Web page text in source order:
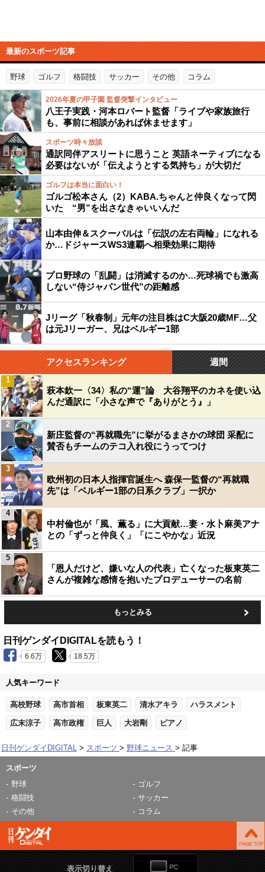
最新のスポーツ記事
野球 ゴルフ 格闘技 サッカー その他 コラム
2026年夏の甲子園 監督突撃インタビュー
八王子実践・河本ロバート監督「ライブや家族旅行
も、事前に相談があれば休ませます」
スポーツ時々放談
通訳同伴アスリートに思うこと 英語ネーティブになる
必要はないが「伝えようとする気持ち」が大切だ
ゴルフは本当に面白い！
ゴルゴ松本さん（2）KABA.ちゃんと仲良くなって閃
いた “男”を出さなきゃいいんだ
山本由伸＆スクーバルは「伝説の左右両輪」になれる
か…ドジャースWS3連覇へ相乗効果に期待
プロ野球の「乱闘」は消滅するのか…死球禍でも激高
しない“侍ジャパン世代”の距離感
Jリーグ「秋春制」元年の注目株はC大阪20歳MF…父
は元Jリーガー、兄はベルギー1部
アクセスランキング 週間
萩本欽一〈34〉私の“運”論 大谷翔平のカネを使い込
んだ通訳に「小さな声で『ありがとう』」
1
新庄監督の“再就職先”に挙がるまさかの球団 采配に
賛否もチームのテコ入れ役にうってつけ
2
欧州初の日本人指揮官誕生へ 森保一監督の“再就職
先”は「ベルギー1部の日系クラブ」一択か
3
中村倫也が「風、薫る」に大貢献…妻・水卜麻美アナ
との「ずっと仲良く」「にこやかな」近況
4
「恩人だけど、嫌いな人の代表」亡くなった板東英二
さんが複雑な感情を抱いたプロデューサーの名前
5
もっとみる
日刊ゲンダイDIGITALを読もう！
6.6万 18.5万
人気キーワード
高校野球 高市首相 板東英二 清水アキラ ハラスメント
広末涼子 高市政権 巨人 大岩剛 ピアノ
日刊ゲンダイDIGITAL スポーツ 野球ニュース 記事
スポーツ
野球
ゴルフ
格闘技
サッカー
その他
コラム
表示切り替え